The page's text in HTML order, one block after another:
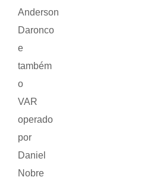
Anderson
Daronco
e
também
o
VAR
operado
por
Daniel
Nobre